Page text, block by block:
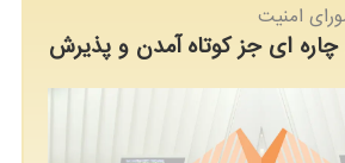
امنیت
چاره ای جز كوتاه آمدن و پذیرش